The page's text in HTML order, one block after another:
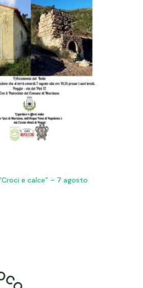
e calce” – 7 agosto